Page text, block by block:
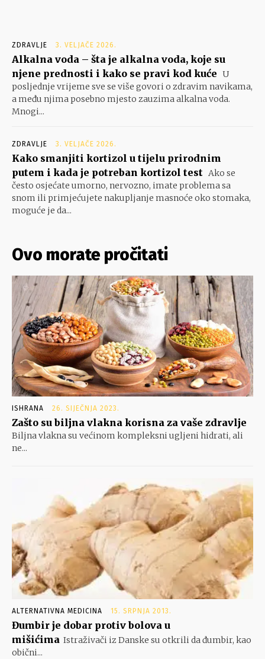
ZDRAVLJE 3. VELJAČE 2026.
Alkalna voda – šta je alkalna voda, koje su
njene prednosti i kako se pravi kod kuće U
posljednje vrijeme sve se više govori o zdravim navikama,
a među njima posebno mjesto zauzima alkalna voda.
Mnogi...
ZDRAVLJE 3. VELJAČE 2026.
Kako smanjiti kortizol u tijelu prirodnim
putem i kada je potreban kortizol test Ako se
često osjećate umorno, nervozno, imate problema sa
snom ili primjećujete nakupljanje masnoće oko stomaka,
moguće je da...
Ovo morate pročitati
ISHRANA 26. SIJEČNJA 2023.
Zašto su biljna vlakna korisna za vaše zdravlje
Biljna vlakna su većinom kompleksni ugljeni hidrati, ali
ne...
ALTERNATIVNA MEDICINA 15. SRPNJA 2013.
Đumbir je dobar protiv bolova u
mišićima Istraživači iz Danske su otkrili da đumbir, kao
obični...